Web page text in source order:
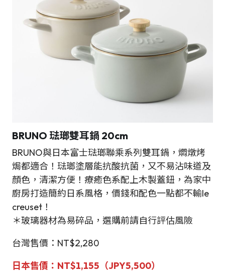
BRUNO 琺瑯雙耳鍋 20cm
BRUNO與日本富士琺瑯聯乘系列雙耳鍋，燜燉烤
焗都適合！琺瑯塗層能抗酸抗菌，又不易沾味道及
顏色，清潔方便！療癒色系配上木製蓋鈕，為家中
廚房打造簡約日系風格，價錢和配色一點都不輸le
creuset！
＊玻璃器材為易碎品，選購前請自行評估風險
台灣售價：NT$2,280
日本售價：NT$1,155（JPY5,500）